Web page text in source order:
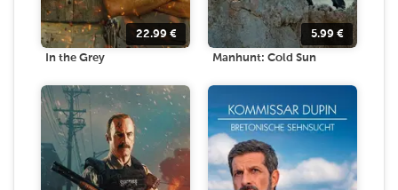
22.99 €
In the Grey
5.99 €
Manhunt: Cold Sun